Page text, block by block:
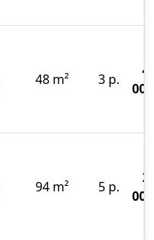
48 m² 3 p.
94 m² 5 p.